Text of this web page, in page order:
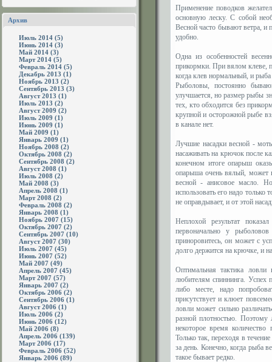
Архив
Июль 2014 (5)
Июнь 2014 (3)
Май 2014 (3)
Март 2014 (5)
Февраль 2014 (5)
Декабрь 2013 (1)
Ноябрь 2013 (2)
Сентябрь 2013 (3)
Август 2013 (1)
Июль 2013 (2)
Август 2009 (2)
Июль 2009 (1)
Июнь 2009 (1)
Май 2009 (1)
Январь 2009 (1)
Ноябрь 2008 (2)
Октябрь 2008 (2)
Сентябрь 2008 (2)
Август 2008 (1)
Июль 2008 (2)
Май 2008 (3)
Апрель 2008 (1)
Март 2008 (2)
Февраль 2008 (2)
Январь 2008 (1)
Ноябрь 2007 (15)
Октябрь 2007 (2)
Сентябрь 2007 (10)
Август 2007 (30)
Июль 2007 (45)
Июнь 2007 (52)
Май 2007 (49)
Апрель 2007 (45)
Март 2007 (57)
Январь 2007 (2)
Октябрь 2006 (2)
Сентябрь 2006 (1)
Август 2006 (1)
Июль 2006 (2)
Июнь 2006 (12)
Май 2006 (8)
Апрель 2006 (139)
Март 2006 (17)
Февраль 2006 (52)
Январь 2006 (89)
Применение поводков
основную леску. С собой
Весной часто бывают ветра, и
удобно.
Одна из особенностей
прикормки. При вялом клеве,
когда клев нормальный, и
Рыболовы, постоянно
улучшается, но размер рыбы
тех, кто обходится без
крупной и осторожной рыбе
в канале нет.
Лучшие насадки весной -
насаживать на крючок после
конечном итоге опарыш
опарыша очень вялый, может
весной - анисовое масло.
использовать его надо только
не оправдывает, и от этой
Неплохой результат
первоначально у
приноровитесь, он может с
долго держится на крючке, и
Оптимальная тактика
любителям спиннинга. Успех
либо месте, надо
присутствует и клюет
ловли может сильно
разной плотностью. Поэтому
некоторое время
Только так, переходя в
за день. Конечно, когда рыба
такое бывает редко.